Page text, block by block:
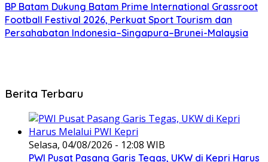
BP Batam Dukung Batam Prime International Grassroot
Football Festival 2026, Perkuat Sport Tourism dan
Persahabatan Indonesia–Singapura–Brunei-Malaysia
Berita Terbaru
Selasa, 04/08/2026 - 12:08 WIB
PWI Pusat Pasang Garis Tegas, UKW di Kepri Harus